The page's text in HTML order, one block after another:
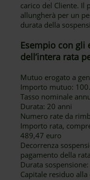
carico del Cliente. Il
allungherà per un
durata della
Esempio con gli
dell’intera rata
Mutuo erogato a
Importo mutuo:
Tasso nominale
Durata: 20 anni
Numero rate da
Importo rata,
489,47 euro
Decorrenza
pagamento della
Durata
Capitale residuo